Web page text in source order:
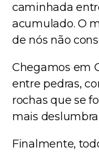
caminhada
acumulado. O
de nós não
Chegamos em
entre pedras,
rochas que se
mais
Finalmente,